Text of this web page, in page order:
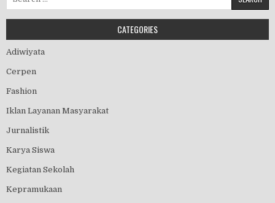
CATEGORIES
Adiwiyata
Cerpen
Fashion
Iklan Layanan Masyarakat
Jurnalistik
Karya Siswa
Kegiatan Sekolah
Kepramukaan